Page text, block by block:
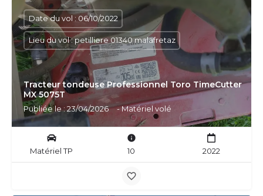
Tracteur tondeuse Professionnel Toro TimeCutter
MX 5075T
Publiée le : 23/04/2026 - Matériel volé
Date du vol : 06/10/2022
Lieu du vol : petilliere 01340 malafretaz
Matériel TP 10 2022